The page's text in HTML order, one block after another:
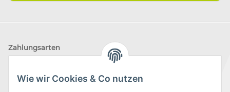
Wie wir Cookies & Co nutzen
Zahlungsarten